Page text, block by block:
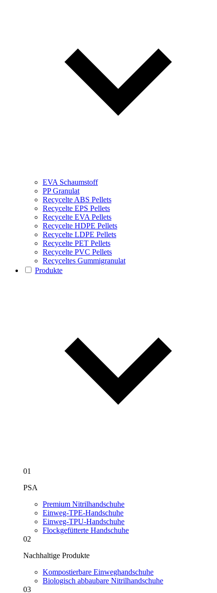
EVA Schaumstoff
PP Granulat
Recycelte ABS Pellets
Recycelte EPS Pellets
Recycelte EVA Pellets
Recycelte HDPE Pellets
Recycelte LDPE Pellets
Recycelte PET Pellets
Recycelte PVC Pellets
Recyceltes Gummigranulat
Produkte
01
PSA
Premium Nitrilhandschuhe
Einweg-TPE-Handschuhe
Einweg-TPU-Handschuhe
Flockgefütterte Handschuhe
02
Nachhaltige Produkte
Kompostierbare Einweghandschuhe
Biologisch abbaubare Nitrilhandschuhe
03